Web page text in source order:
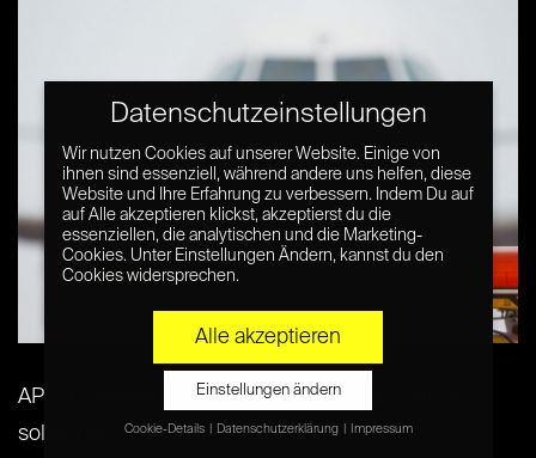
APPLE Süddeutsche Zeitung: Auch Mac-Nutzer
sollten jetzt dringend ihr Betriebssystem
Datenschutzeinstellungen
Wir nutzen Cookies auf unserer Website. Einige von
ihnen sind essenziell, während andere uns helfen, diese
Website und Ihre Erfahrung zu verbessern. Indem Du auf
auf Alle akzeptieren klickst, akzeptierst du die
essenziellen, die analytischen und die Marketing-
Cookies. Unter Einstellungen Ändern, kannst du den
Cookies widersprechen.
Alle akzeptieren
Einstellungen ändern
Cookie-Details Datenschutzerklärung Impressum